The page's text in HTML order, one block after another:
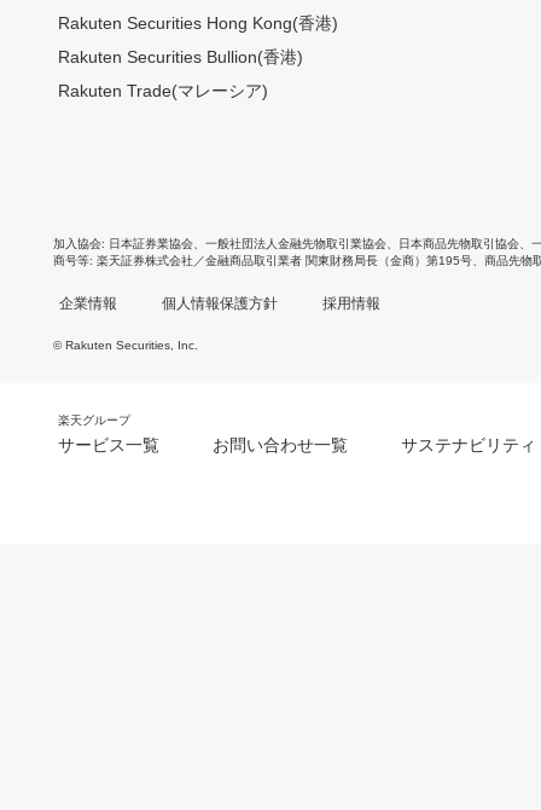
Rakuten Securities Hong Kong(香港)
Rakuten Securities Bullion(香港)
Rakuten Trade(マレーシア)
加入協会 日本証券業協会 一般社団法人金融先物取引業協会 日本商品先物取引協会
商号等 楽天証券株式会社／金融商品取引業者 関東財務局長（金商）第195号、商品先物
企業情報 個人情報保護方針 採用情報
© Rakuten Securities, Inc.
楽天グループ
サービス一覧 お問い合わせ一覧 サステナビリティ